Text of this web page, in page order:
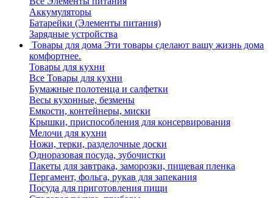
Аккумуляторы
Батарейки (Элементы питания)
Зарядные устройства
Товары для дома Эти товары сделают вашу жизнь дома
комфортнее.
Товары для кухни
Все Товары для кухни
Бумажные полотенца и салфетки
Весы кухонные, безмены
Емкости, контейнеры, миски
Крышки, приспособления для консервирования
Мелочи для кухни
Ножи, терки, разделочные доски
Одноразовая посуда, зубочистки
Пакеты для завтрака, заморозки, пищевая пленка
Пергамент, фольга, рукав для запекания
Посуда для приготовления пищи